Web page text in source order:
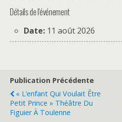
Détails de l'événement
Date: 11 août 2026
Publication Précédente
« L’enfant Qui Voulait Être
Petit Prince » Théâtre Du
Figuier À Toulenne